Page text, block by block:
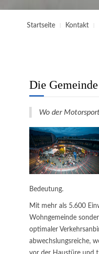
Startseite Kontakt
Die
Wo der
Bedeutung.
Mit mehr als 5.600
Wohngemeinde
optimaler
abwechslungsreiche,